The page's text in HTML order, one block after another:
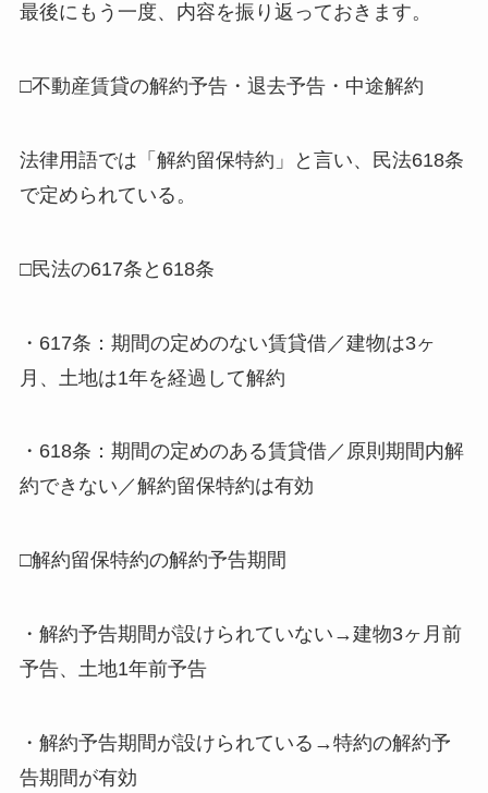
最後にもう一度、内容を振り返っておきます。
□不動産賃貸の解約予告・退去予告・中途解約
法律用語では「解約留保特約」と言い、民法618条
で定められている。
□民法の617条と618条
・617条：期間の定めのない賃貸借／建物は3ヶ
月、土地は1年を経過して解約
・618条：期間の定めのある賃貸借／原則期間内解
約できない／解約留保特約は有効
□解約留保特約の解約予告期間
・解約予告期間が設けられていない→建物3ヶ月前
予告、土地1年前予告
・解約予告期間が設けられている→特約の解約予
告期間が有効